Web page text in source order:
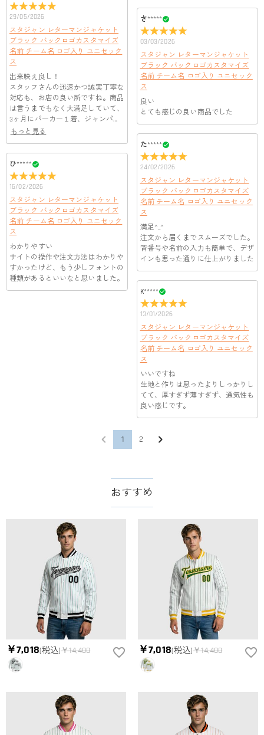
29/05/2026
スタジャン レターマンジャケット
ブラック バックロゴカスタマイズ
名前 チーム名 ロゴ入り ユニセック
ス
出来映え良し！
スタッフさんの迅速かつ誠実丁寧な
対応も、お店の良い所ですね。商品
は言うまでもなく大満足していて、
3ヶ月にパーカー１着、ジャンパー3
着、ユニフォーム3着をお願いしま
ルを如何でしょう？おすすめしま
す！
もっと見る
ひ*****
16/02/2026
スタジャン レターマンジャケット
ブラック バックロゴカスタマイズ
名前 チーム名 ロゴ入り ユニセック
ス
わかりやすい
サイトの操作や注文方法はわかりや
すかったけど、もう少しフォントの
種類があるといいなと思いました。
さ*****
03/03/2026
スタジャン レターマンジャケット
ブラック バックロゴカスタマイズ
名前 チーム名 ロゴ入り ユニセック
ス
良い
とても感じの良い商品でした
た*****
24/02/2026
スタジャン レターマンジャケット
ブラック バックロゴカスタマイズ
名前 チーム名 ロゴ入り ユニセック
ス
満足^_^
注文から届くまでスムーズでした。
背番号や名前の入力も簡単で、デザ
インも思った通りに仕上がりました
K*****
13/01/2026
スタジャン レターマンジャケット
ブラック バックロゴカスタマイズ
名前 チーム名 ロゴ入り ユニセック
ス
いいですね
生地と作りは思ったよりしっかりし
てて、厚すぎず薄すぎず、通気性も
良い感じです。
1 2
いたします。
はい。ご覧になる環境（PCのモニタやスマホの画面）、商品撮
影時の照明等によりイメージ画像が実際の商品と色味が異なる
場合がございます。
どうやって自分に合うサイズを選びますか？
まずお気に入りのデザインを選んで、商品ページの画像にサイ
ズ表を参考して、自分に合うサイズをお選びください。測定方
法が異なるため、サイズに1〜2cm程度の誤差がある場合がござ
います。
配送＆返品について
送料はいくらですか？
送料は配送方法によって異なります。通常配送は送料が2,520
円で、16,020円以上で無料になります。速達配送は送料が5,400
円になります。90,000円以上で無料になります。（一部離島や
遠方へご発送の場合、中継料が別途加算されます。）
注文した商品はいつ届きますか？
納期=製作作業時間+配送時間 受注製作品のため、ご入金を確
認してから制作となります。大量生産品ではなく、一つ一つ手
でお作りしており、予定作業時間は商品ページに記載しており
ます。 そしてご購入の際にお選び頂いた「配送方法」の選択
によって、お届け日数が異なります。詳細は
でご確認ください。.
返品・交換はできますか？
お客様が商品受け取り後、60日以内の未使用品の返品は可能で
す。受注生産品のため、返品は50%の返品手数料(材料費)が発
生致します。詳細は
キャンセル/返品について
さい。.
おすすめ
￥7,018(税込)￥14,400 ￥7,018(税込)￥14,400